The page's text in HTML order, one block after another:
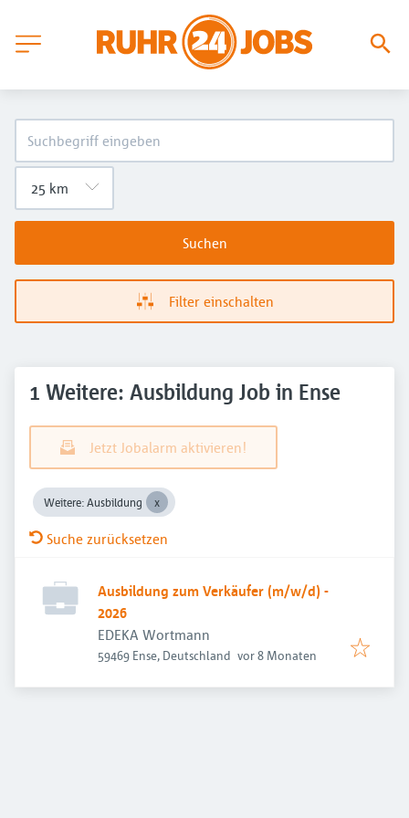
Suchen
Filter einschalten
1 Weitere: Ausbildung Job in Ense
Jetzt Jobalarm aktivieren!
Weitere: Ausbildung
Suche zurücksetzen
Ausbildung zum Verkäufer (m/w/d) -
2026
EDEKA Wortmann
59469 Ense, Deutschland Veröffentlicht:
vor 8 Monaten